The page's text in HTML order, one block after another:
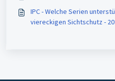
IPC - Welche Serien
viereckigen Sichtschutz -